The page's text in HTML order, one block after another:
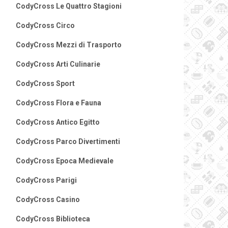
CodyCross Le Quattro Stagioni
CodyCross Circo
CodyCross Mezzi di Trasporto
CodyCross Arti Culinarie
CodyCross Sport
CodyCross Flora e Fauna
CodyCross Antico Egitto
CodyCross Parco Divertimenti
CodyCross Epoca Medievale
CodyCross Parigi
CodyCross Casino
CodyCross Biblioteca